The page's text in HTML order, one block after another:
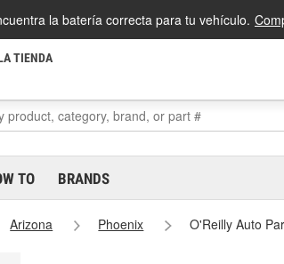
la batería correcta para tu vehículo.
TIENDA
TO BRANDS
Arizona Phoenix O'Reilly Auto